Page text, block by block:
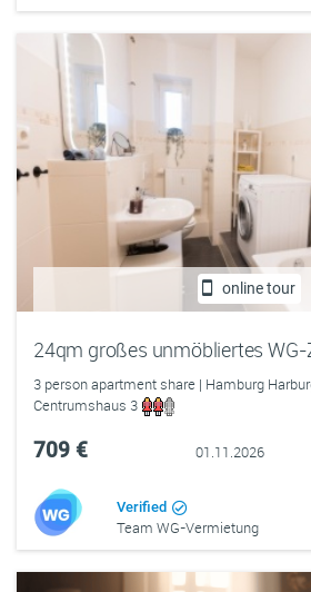
online tour
3 person apartment share | Hamburg
Centrumshaus 3
709 € 01.11.2026
Verified
Team WG-Vermietung